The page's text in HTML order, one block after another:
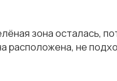
зона осталась,
расположена, не